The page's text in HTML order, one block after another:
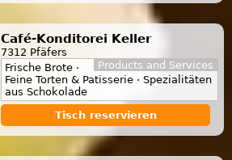
Café-Konditorei Keller
7312 Pfäfers
Products and Services
Frische Brote ·
Feine Torten & Patisserie · Spezialitäten
aus Schokolade
Tisch reservieren